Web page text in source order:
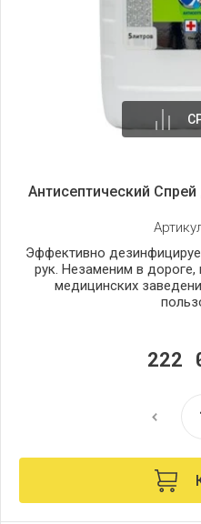
Антисептический
Эффективно
рук. Незаменим в
медицинских
222